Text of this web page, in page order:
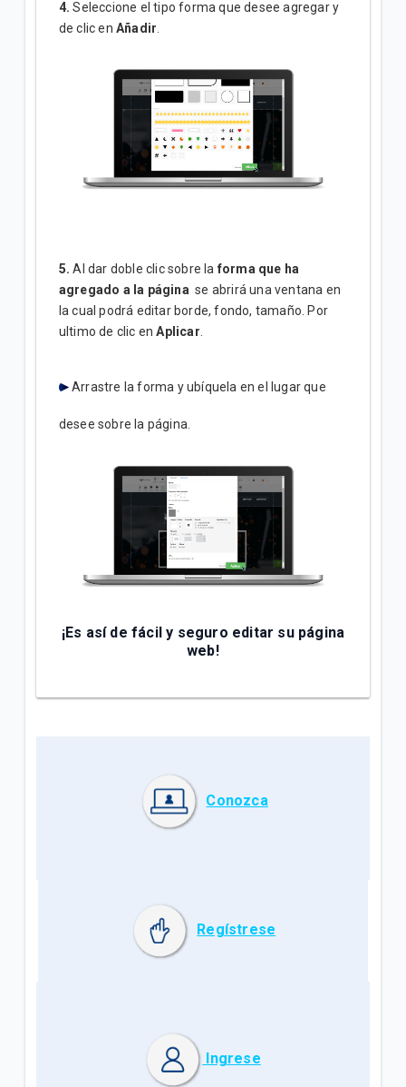
4.Seleccione el tipo forma que desee agregar y
de clic en Añadir
5.Al dar doble clic sobre la forma que ha
agregado a la páginase abrirá una ventana en
la cual podrá editar borde, fondo, tamaño. Por
ultimo de clic enAplicar.
Arrastre la forma y ubíquela en el lugar que
desee sobre la página.
¡Es así de fácil y seguro editar su página
web!
Conozca
Regístrese
Ingrese